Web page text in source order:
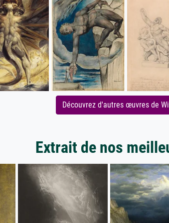
Découvrez d'autres œuvres de
Extrait de nos